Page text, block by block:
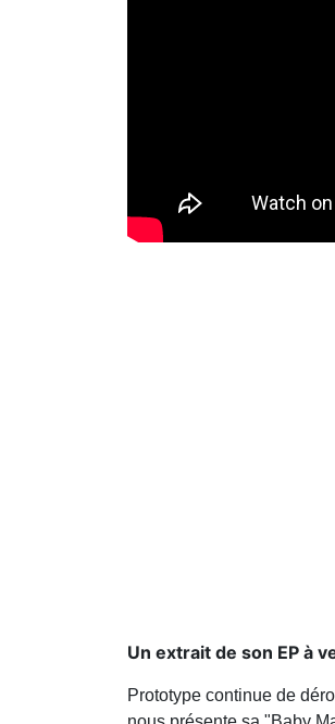
Un extrait de son EP à
Prototype continue de